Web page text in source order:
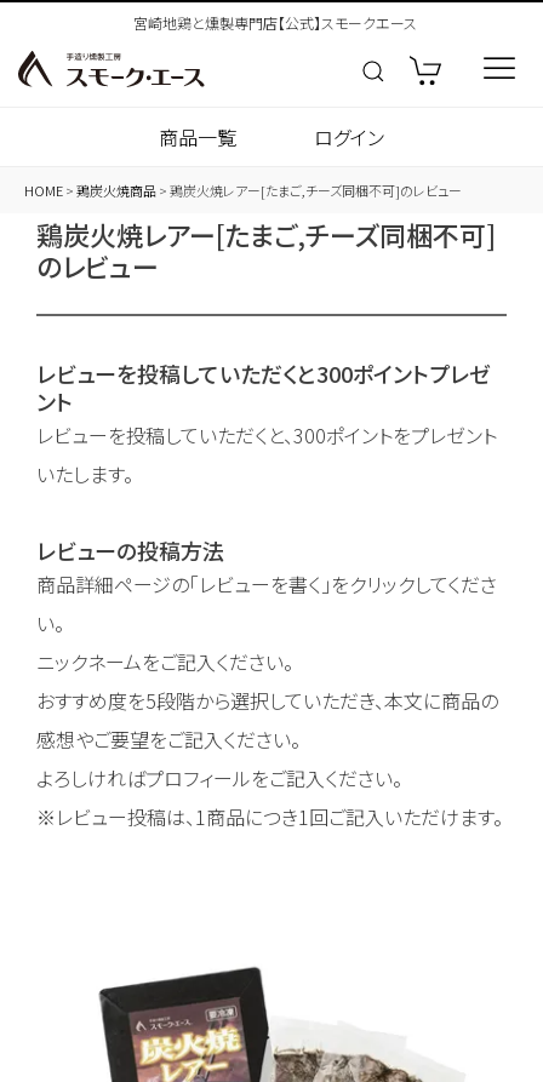
宮崎地鶏と燻製専門店【公式】スモークエース
商品一覧 ログイン
HOME 鶏炭火焼商品 鶏炭火焼レアー[たまご,チーズ同梱不可]のレビュー
鶏炭火焼レアー[たまご,チーズ同梱不可]
のレビュー
レビューを投稿していただくと300ポイントプレゼ
ント
レビューを投稿していただくと、300ポイントをプレゼント
いたします。
レビューの投稿方法
商品詳細ページの「レビューを書く」をクリックしてくださ
い。
ニックネームをご記入ください。
おすすめ度を5段階から選択していただき、本文に商品の
感想やご要望をご記入ください。
よろしければプロフィールをご記入ください。
※レビュー投稿は、1商品につき1回ご記入いただけます。